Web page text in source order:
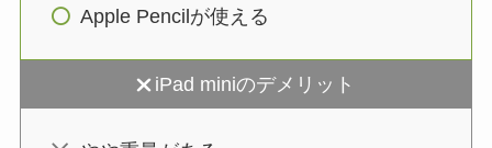
Apple Pencilが使える
iPad miniのデメリット